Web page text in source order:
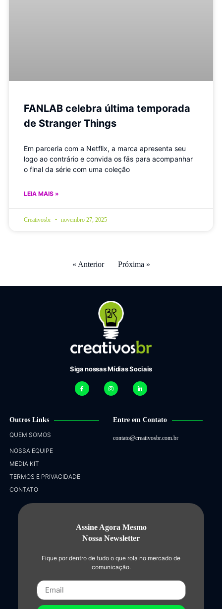
FANLAB celebra última temporada
de Stranger Things
Em parceria com a Netflix, a marca apresenta seu
logo ao contrário e convida os fãs para acompanhar
o final da série com uma coleção
LEIA MAIS »
Creativosbr novembro 27, 2025
« Anterior Próxima »
Siga nossas Mídias Sociais
Outros Links
QUEM SOMOS
NOSSA EQUIPE
MEDIA KIT
TERMOS E PRIVACIDADE
CONTATO
Entre em Contato
contato@creativosbr.com.br
Assine Agora Mesmo
Nossa Newsletter
Fique por dentro de tudo o que rola no mercado de
comunicação.